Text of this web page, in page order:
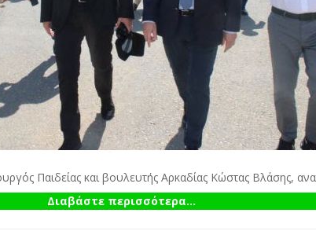
Παιδείας και βουλευτής Αρκαδίας Κώστας Βλάσης,
Διαβάστε περισσότερα...